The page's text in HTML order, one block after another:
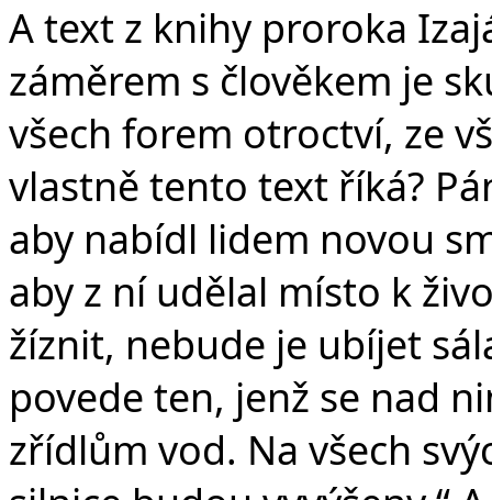
A text z knihy proroka
záměrem s člověkem je
všech forem otroctví, ze
vlastně tento text říká?
aby nabídl lidem novou
aby z ní udělal místo k
žíznit, nebude je ubíjet
povede ten, jenž se nad
zřídlům vod. Na všech